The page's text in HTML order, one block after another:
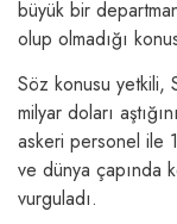
büyük bir
olup olmadığı
Söz konusu yetkili,
milyar doları
askeri personel ile
ve dünya çapında
vurguladı.